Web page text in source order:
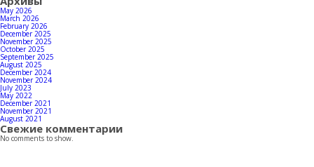
May 2026
March 2026
February 2026
December 2025
November 2025
October 2025
September 2025
August 2025
December 2024
November 2024
July 2023
May 2022
December 2021
November 2021
August 2021
Свежие комментарии
No comments to show.